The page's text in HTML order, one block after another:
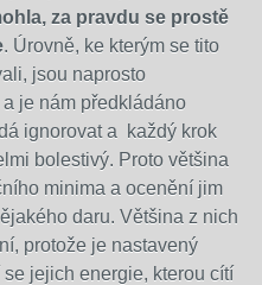
za pravdu se prostě
. Úrovně, ke kterým se tito
jsou naprosto
je nám předkládáno
ignorovat a každý krok
bolestivý. Proto většina
minima a ocenění jim
daru. Většina z nich
protože je nastavený
jejich energie, kterou cítí